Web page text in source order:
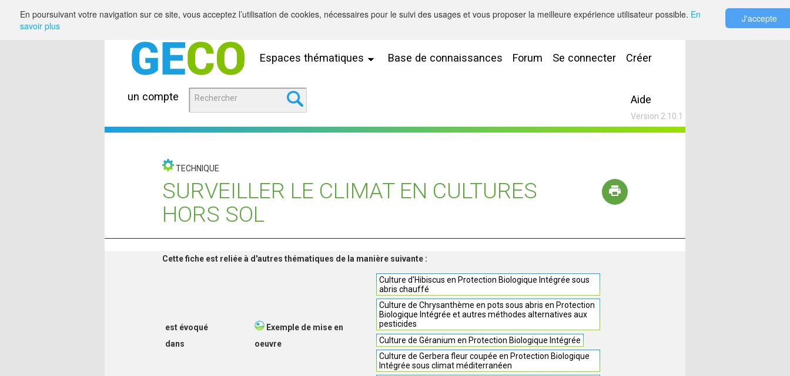
Espaces thématiques Base de connaissances Forum Se connecter Créer
un compte Aide
Version 2.10.1
TECHNIQUE
SURVEILLER LE CLIMAT EN CULTURES
HORS SOL
Cette fiche est reliée à d'autres thématiques de la manière suivante :
est évoqué
dans
Exemple de mise en
oeuvre
Culture d'Hibiscus en Protection Biologique Intégrée sous
abris chauffé
Culture de Chrysanthème en pots sous abris en Protection
Biologique Intégrée et autres méthodes alternatives aux
pesticides
Culture de Géranium en Protection Biologique Intégrée
Culture de Gerbera fleur coupée en Protection Biologique
Intégrée sous climat méditerranéen
En poursuivant votre navigation sur ce site, vous acceptez l’utilisation de cookies, nécessaires pour le suivi des usages et vous proposer la meilleure expérience utilisateur possible. En
savoir plus
J'accepte